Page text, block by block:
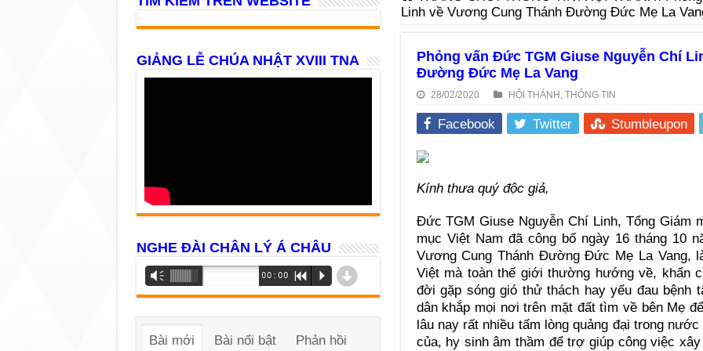
Linh về Vương Cung Thánh Đường Đức Mẹ La
Phỏng vấn Đức TGM Giuse Nguyễn Chí
Đường Đức Mẹ La Vang
28/02/2020 HỘI THÁNH , THÔNG TIN
Facebook Twitter Stumbleupon
Kính thưa quý độc giả,
Đức TGM Giuse Nguyễn Chí Linh, Tổng Giám
mục Việt Nam đã công bố ngày 16 tháng 10
Vương Cung Thánh Đường Đức Mẹ La Vang,
Việt mà toàn thế giới thường hướng về, khẩn
đời gặp sóng gió thử thách hay yếu đau
dân khắp mọi nơi trên mặt đất tìm về bên Mẹ
lâu nay rất nhiều tấm lòng quảng đại trong
của, hy sinh âm thầm để trợ giúp công việc
GIẢNG LỄ CHÚA NHẬT XVIII TNA
NGHE ĐÀI CHÂN LÝ Á CHÂU
Trình
phát
âm
Vm 00:00 R P d
Bài mới Bài nổi bật Phản hồi